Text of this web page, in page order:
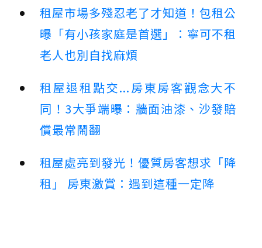
租屋市場多殘忍老了才知道！包租公
曝「有小孩家庭是首選」：寧可不租
老人也別自找麻煩
租屋退租點交...房東房客觀念大不
同！3大爭端曝：牆面油漆、沙發賠
償最常鬧翻
租屋處亮到發光！優質房客想求「降
租」 房東激賞：遇到這種一定降